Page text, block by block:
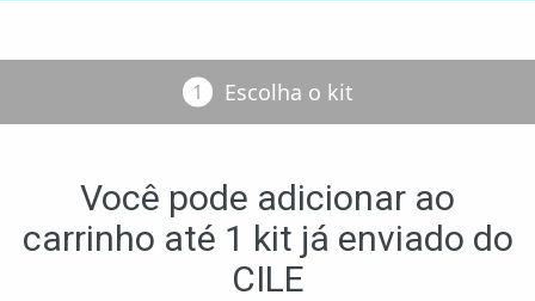
Escolha o kit
Você pode adicionar ao
carrinho até 1 kit já enviado do
CILE